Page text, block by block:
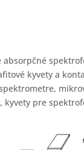
kyvety a
kyvety pre